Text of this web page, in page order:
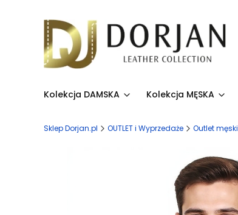
Kolekcja DAMSKA Kolekcja MĘSKA
Sklep Dorjan.pl OUTLET i Wyprzedaże Outlet męski